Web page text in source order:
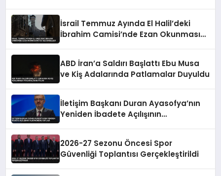
İsrail Temmuz Ayında El Halil’deki
İbrahim Camisi’nde Ezan Okunmasını
ABD İran’a Saldırı Başlattı Ebu Musa
ve Kiş Adalarında Patlamalar Duyuldu
İletişim Başkanı Duran Ayasofya’nın
Yeniden İbadete Açılışının
2026-27 Sezonu Öncesi Spor
Güvenliği Toplantısı Gerçekleştirildi